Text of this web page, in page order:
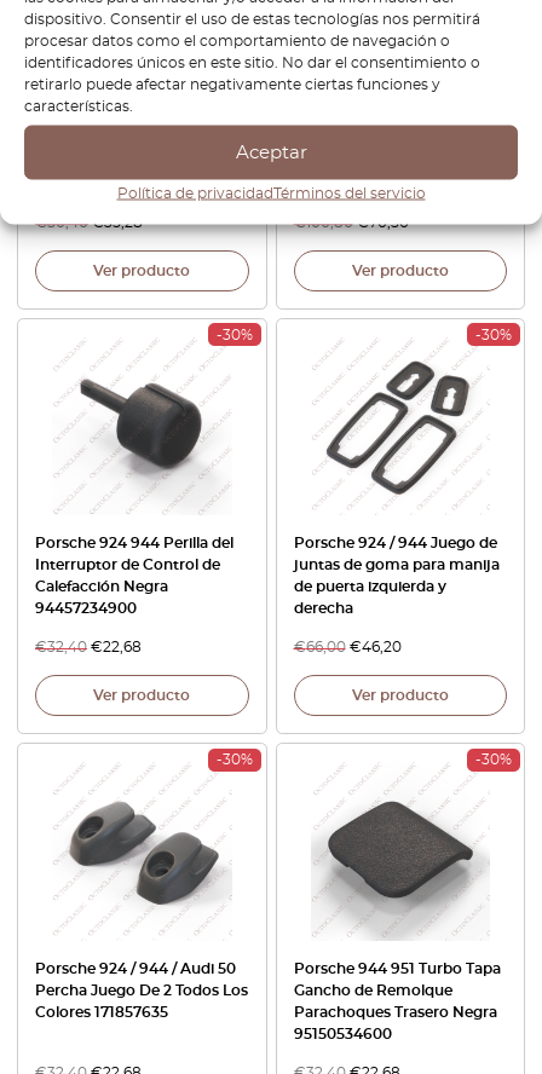
dispositivo. Consentir el uso de estas tecnologías nos permitirá
procesar datos como el comportamiento de navegación o
identificadores únicos en este sitio. No dar el consentimiento o
retirarlo puede afectar negativamente ciertas funciones y
características.
Aceptar
Política de privacidadTérminos del servicio
Porsche 944 parachoques
derecho negro 94463141301 /
94463141401
€50,40 €35,28
Ver producto
Porsche 924 944 Pantalla de
transparente naranja
477953161 / 477953162
€100,80 €70,56
Ver producto
-30%
Porsche 924 944 Perilla del
Interruptor de Control de
Calefacción Negra
94457234900
€32,40 €22,68
Ver producto
-30%
Porsche 924 / 944 Juego de
juntas de goma para manija
de puerta izquierda y
derecha
€66,00 €46,20
Ver producto
-30%
Porsche 924 / 944 / Audi 50
Percha Juego De 2 Todos Los
Colores 171857635
-30%
Porsche 944 951 Turbo Tapa
Gancho de Remolque
Parachoques Trasero Negra
95150534600